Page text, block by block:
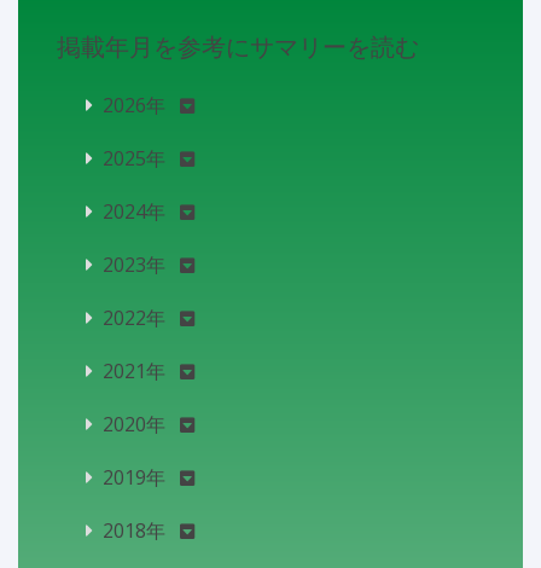
掲載年月を参考にサマリーを読む
2026年
2025年
2024年
2023年
2022年
2021年
2020年
2019年
2018年